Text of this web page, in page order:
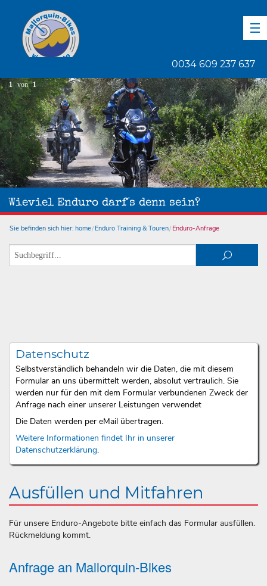
0034 609 237 637
Wieviel Enduro darf´s denn sein?
1 von 1
Sie befinden sich hier: home Enduro Training & Touren Enduro-Anfrage
Datenschutz
Selbstverständlich behandeln wir die Daten, die mit diesem
Formular an uns übermittelt werden, absolut vertraulich. Sie
werden nur für den mit dem Formular verbundenen Zweck der
Anfrage nach einer unserer Leistungen verwendet
Die Daten werden per eMail übertragen.
Weitere Informationen findet Ihr in unserer
Datenschutzerklärung.
Ausfüllen und Mitfahren
Für unsere Enduro-Angebote bitte einfach das Formular ausfüllen.
Rückmeldung kommt.
Anfrage an Mallorquin-Bikes